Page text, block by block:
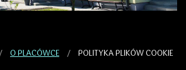
O PLACÓWCE POLITYKA PLIKÓW COOKIE